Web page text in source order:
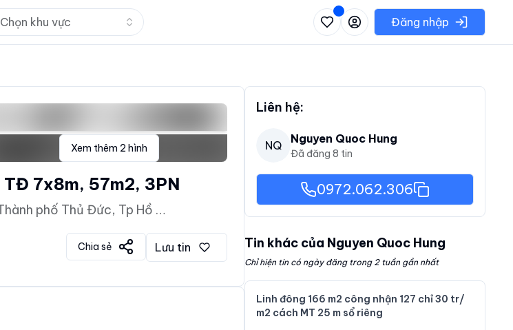
Chọn khu vực Nhấn để mở danh sách các khu vực có thể chọnĐăng nhập
Xem thêm 2 hình
nhà trệt lửng cứng cáp, sát Gò Dư, Tam Bình, TĐ 7x8m, 57m2, 3PN
Đường Tô Ngọc Vân, Phường Tam Bình (Quận Thủ Đức cũ), Thành phố Thủ Đức, Tp Hồ Chí Minh
Chia sẻ Lưu tin
Liên hệ:
NQ Nguyen Quoc Hung
Đã đăng 8 tin
0972.062.306
Tin khác của Nguyen Quoc Hung
Chỉ hiện tin có ngày đăng trong 2 tuần gần nhất
Linh đông 166 m2 công nhận 127 chỉ 30 tr/
m2 cách MT 25 m sổ riêng